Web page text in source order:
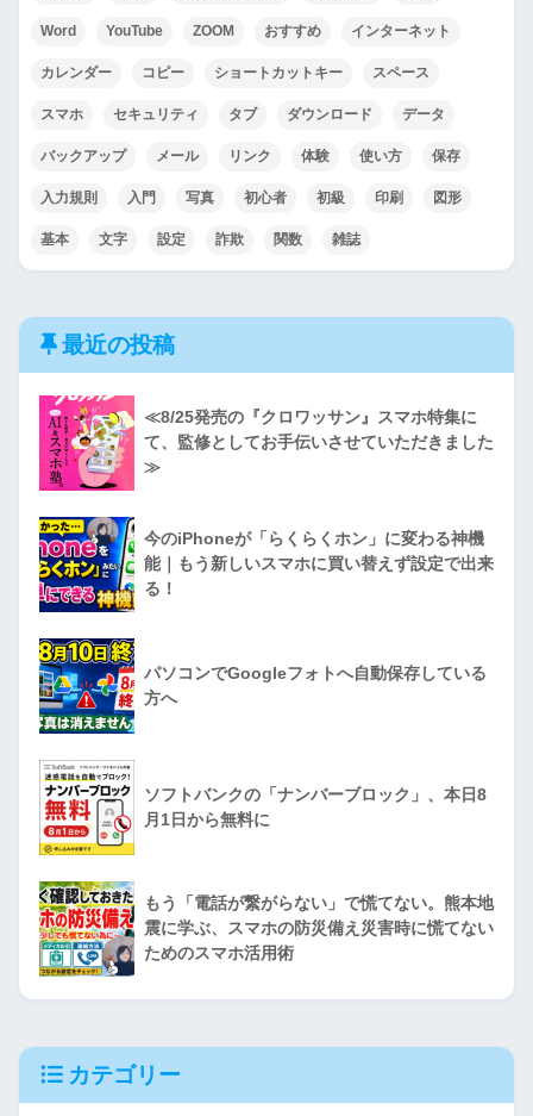
Word YouTube ZOOM おすすめ インターネット
カレンダー コピー ショートカットキー スペース
スマホ セキュリティ タブ ダウンロード データ
バックアップ メール リンク 体験 使い方 保存
入力規則 入門 写真 初心者 初級 印刷 図形
基本 文字 設定 詐欺 関数 雑誌
最近の投稿
≪8/25発売の『クロワッサン』スマホ特集に
て、監修としてお手伝いさせていただきました
≫
今のiPhoneが「らくらくホン」に変わる神機
能｜もう新しいスマホに買い替えず設定で出来
る！
パソコンでGoogleフォトへ自動保存している
方へ
ソフトバンクの「ナンバーブロック」、本日8
月1日から無料に
もう「電話が繋がらない」で慌てない。熊本地
震に学ぶ、スマホの防災備え災害時に慌てない
ためのスマホ活用術
カテゴリー